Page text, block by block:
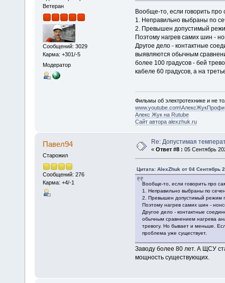
Ветеран
Сообщений: 3029
Карма: +301/-5
Модератор
Вообще-то, если говорить про
1. Неправильно выбраны по
2. Превышен допустимый
Поэтому нагрев самих шин -
Другое дело - контактные
выявляются обычным
более 100 градусов - бей
кабеле 60 градусов, а на
Фильмы об электротехнике и не
www.youtube.com\АлексЖукПрофи
Алекс Жук на Rutube
Сайт автора alexzhuk.ru
Павел94
Старожил
Сообщений: 276
Карма: +4/-1
Re: Допустимая
« Ответ #8 : 05 Сентябрь
Цитата: AlexZhuk от 04 Сентябрь
Вообще-то, если говорить про
1. Неправильно выбраны по
2. Превышен допустимый режим
Поэтому нагрев самих шин -
Другое дело - контактные
обычным сравнением нагрева
тревогу. Но бывает и меньше.
проблема уже существует.
Заводу более 80 лет. А ЩСУ
мощность существующих.